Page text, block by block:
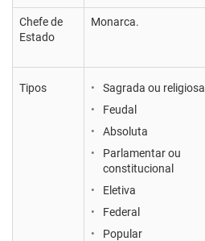
Chefe de
Estado
Monarca.
Tipos
Sagrada ou religiosa
Feudal
Absoluta
Parlamentar ou
constitucional
Eletiva
Federal
Popular